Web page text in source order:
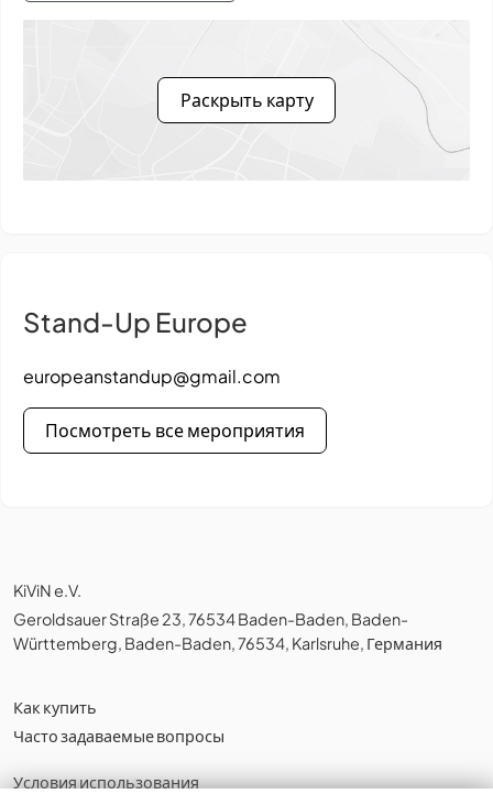
Раскрыть карту
Stand-Up Europe
europeanstandup@gmail.com
Посмотреть все мероприятия
KiViN e.V.
Geroldsauer Straße 23, 76534 Baden-Baden, Baden-
Württemberg, Baden-Baden, 76534, Karlsruhe, Германия
Как купить
Часто задаваемые вопросы
Условия использования